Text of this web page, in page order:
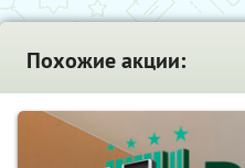
Похожие акции: